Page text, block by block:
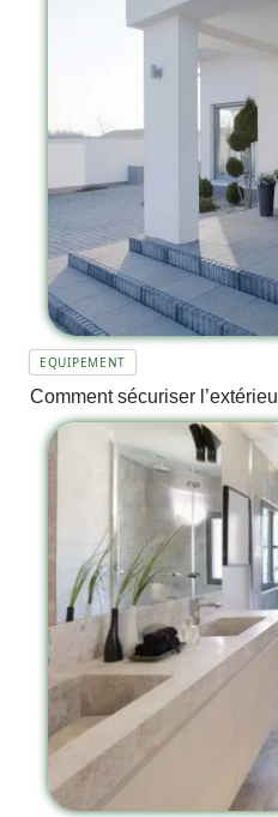
EQUIPEMENT
Comment sécuriser